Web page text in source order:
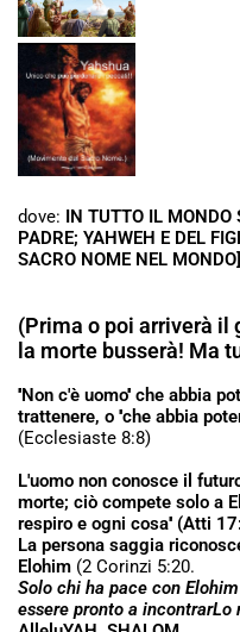
dove: IN TUTTO IL MONDO
PADRE; YAHWEH E DEL
SACRO NOME NEL MONDO]
(Prima o poi arriverà il
la morte busserà! Ma
''Non c'è uomo'' che abbia
trattenere, o ''che abbia
(Ecclesiaste 8:8)
L'uomo non conosce il
morte; ciò compete solo a
respiro e ogni cosa'' (Atti
La persona saggia
Elohim (2 Corinzi 5:20.
Solo chi ha pace con
essere pronto a incontrarLo